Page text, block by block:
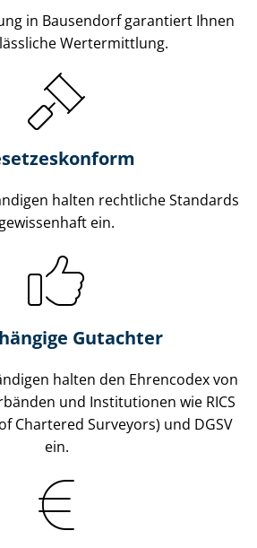
in Bausendorf garantiert Ihnen
Wertermittlung.
halten rechtliche Standards
gewissenhaft ein.
Gutachter
halten den Ehrencodex von
und Institutionen wie RICS
Chartered Surveyors) und DGSV
ein.